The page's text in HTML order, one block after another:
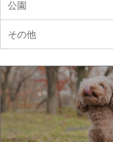
公園
その他